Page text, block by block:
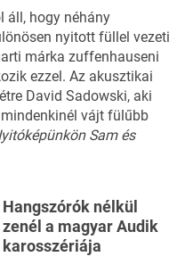
áll, hogy néhány
nyitott füllel vezeti
márka zuffenhauseni
ezzel. Az akusztikai
David Sadowski, aki
vájt fülűbb
Sam és
Hangszórók nélkül
zenél a magyar Audik
karosszériája